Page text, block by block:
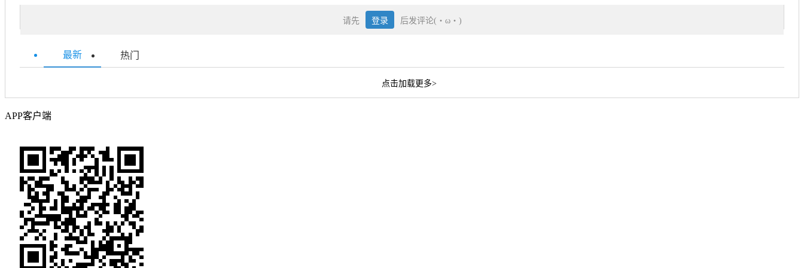
请先 登录 后发评论(・ω・)
最新 热门
点击加载更多>
APP客户端